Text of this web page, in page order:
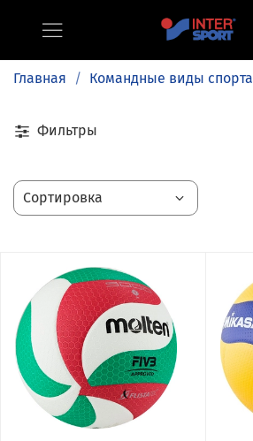
Главная Командные виды спорта
Фильтры